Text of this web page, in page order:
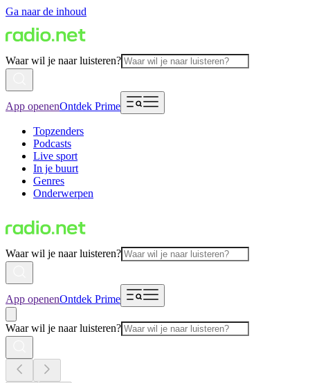
Ga naar de inhoud
Waar wil je naar luisteren?
App openenOntdek Prime
Topzenders
Podcasts
Live sport
In je buurt
Genres
Onderwerpen
Waar wil je naar luisteren?
App openenOntdek Prime
Waar wil je naar luisteren?